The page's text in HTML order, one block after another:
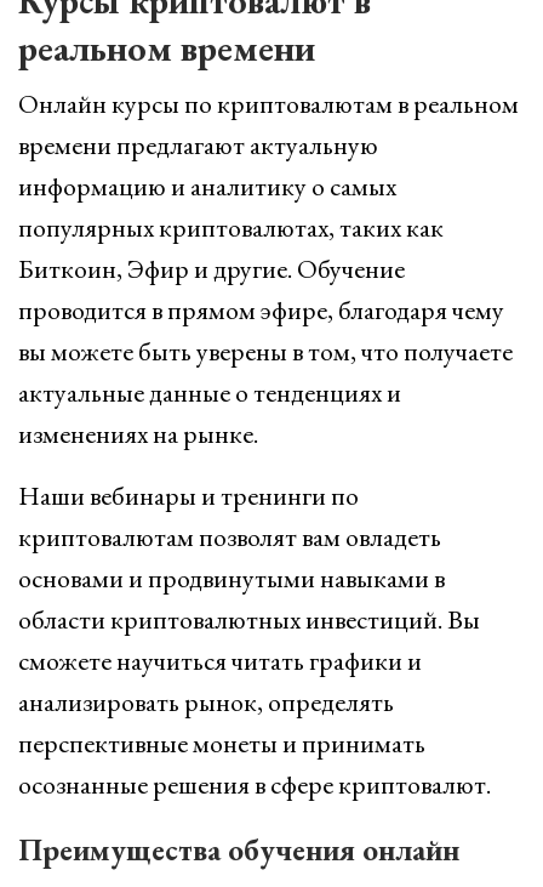
реальном времени
Онлайн курсы по криптовалютам в реальном
времени предлагают актуальную
информацию и аналитику о самых
популярных криптовалютах, таких как
Биткоин, Эфир и другие. Обучение
проводится в прямом эфире, благодаря чему
вы можете быть уверены в том, что получаете
актуальные данные о тенденциях и
изменениях на рынке.
Наши вебинары и тренинги по
криптовалютам позволят вам овладеть
основами и продвинутыми навыками в
области криптовалютных инвестиций. Вы
сможете научиться читать графики и
анализировать рынок, определять
перспективные монеты и принимать
осознанные решения в сфере криптовалют.
Преимущества обучения онлайн